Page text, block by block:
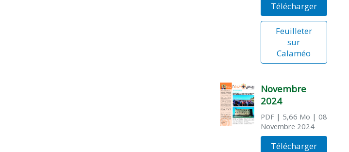
Télécharger
Feuilleter
sur
Calaméo
Novembre
2024
PDF| 5,66 Mo | 08
Novembre 2024
Télécharger